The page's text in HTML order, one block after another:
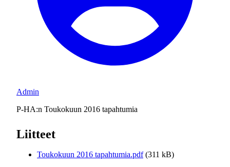
Admin
P-HA:n Toukokuun 2016 tapahtumia
Liitteet
Toukokuun 2016 tapahtumia.pdf (311 kB)